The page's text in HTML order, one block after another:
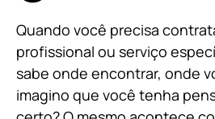
Quando você precisa
profissional ou serviço
sabe onde encontrar, onde
imagino que você tenha